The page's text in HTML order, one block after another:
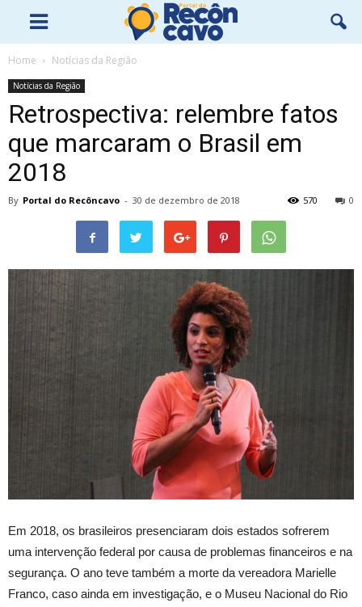
Home Notícias da Região
Notícias da Região
Retrospectiva: relembre fatos
que marcaram o Brasil em
2018
By Portal do Recôncavo - 30 de dezembro de 2018 0
570
Em 2018, os brasileiros presenciaram dois estados sofrerem
uma intervenção federal por causa de problemas financeiros e na
segurança. O ano teve também a morte da vereadora Marielle
Franco, caso ainda em investigação, e o Museu Nacional do Rio